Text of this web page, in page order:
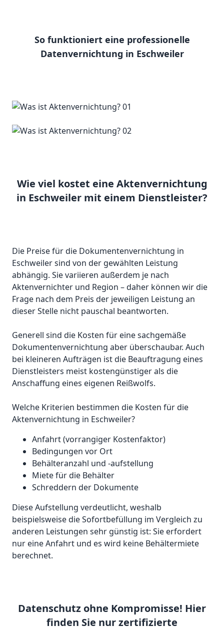
So funktioniert eine professionelle
Datenvernichtung in Eschweiler
Wie viel kostet eine Aktenvernichtung
in Eschweiler mit einem Dienstleister?
Die Preise für die Dokumentenvernichtung in
Eschweiler sind von der gewählten Leistung
abhängig. Sie variieren außerdem je nach
Aktenvernichter und Region – daher können wir die
Frage nach dem Preis der jeweiligen Leistung an
dieser Stelle nicht pauschal beantworten.
Generell sind die Kosten für eine sachgemäße
Dokumentenvernichtung aber überschaubar. Auch
bei kleineren Aufträgen ist die Beauftragung eines
Dienstleisters meist kostengünstiger als die
Anschaffung eines eigenen Reißwolfs.
Welche Kriterien bestimmen die Kosten für die
Aktenvernichtung in Eschweiler?
Anfahrt (vorrangiger Kostenfaktor)
Bedingungen vor Ort
Behälteranzahl und -aufstellung
Miete für die Behälter
Schreddern der Dokumente
Diese Aufstellung verdeutlicht, weshalb
beispielsweise die Sofortbefüllung im Vergleich zu
anderen Leistungen sehr günstig ist: Sie erfordert
nur eine Anfahrt und es wird keine Behältermiete
berechnet.
Datenschutz ohne Kompromisse! Hier
finden Sie nur zertifizierte